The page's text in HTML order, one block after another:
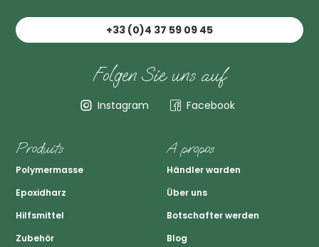
+33 (0)4 37 59 09 45
Folgen Sie uns auf
Instagram Facebook
Produits
Polymermasse
Epoxidharz
Hilfsmittel
Zubehör
A propos
Händler warden
Über uns
Botschafter werden
Blog